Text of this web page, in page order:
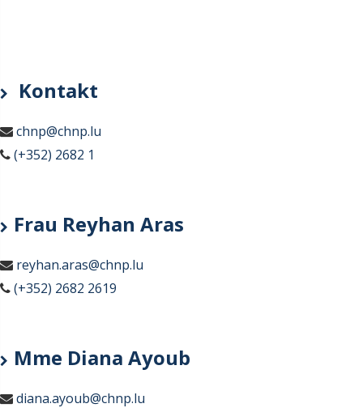
Kontakt
chnp@chnp.lu
(+352) 2682 1
Frau Reyhan Aras
reyhan.aras@chnp.lu
(+352) 2682 2619
Mme Diana Ayoub
diana.ayoub@chnp.lu